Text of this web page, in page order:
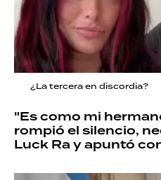
¿La tercera en discordia?
"Es como mi
rompió el silencio,
Luck Ra y apuntó